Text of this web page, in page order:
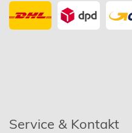
Service & Kontakt